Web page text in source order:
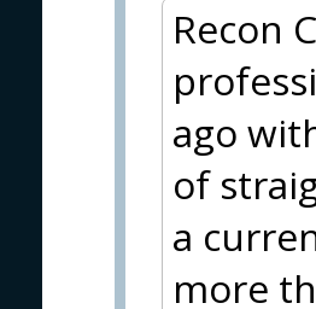
Recon
ago
of
a
more